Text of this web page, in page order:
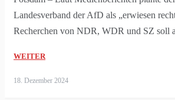
Landesverband der AfD als „erwiesen
Recherchen von NDR, WDR und SZ soll
WEITER
18. Dezember 2024